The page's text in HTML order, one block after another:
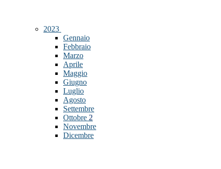
2023
Gennaio
Febbraio
Marzo
Aprile
Maggio
Giugno
Luglio
Agosto
Settembre
Ottobre 2
Novembre
Dicembre